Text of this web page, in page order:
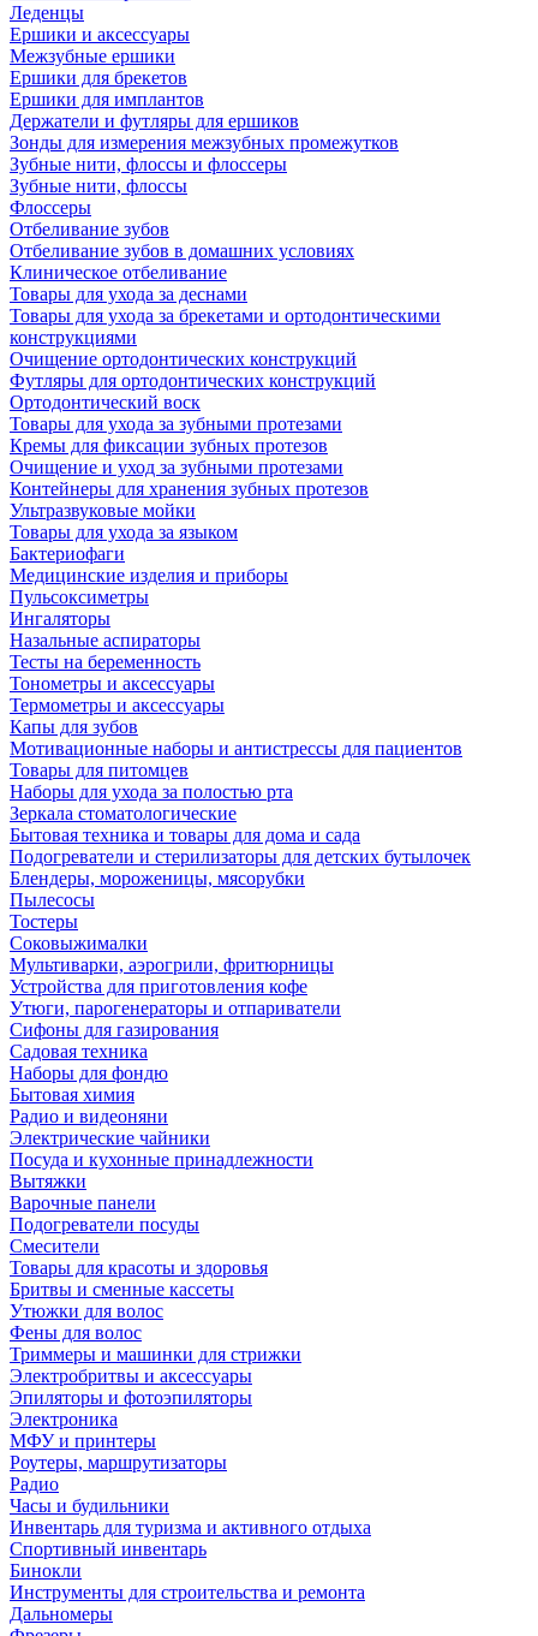
Леденцы
Ершики и аксессуары
Межзубные ершики
Ершики для брекетов
Ершики для имплантов
Держатели и футляры для ершиков
Зонды для измерения межзубных промежутков
Зубные нити, флоссы и флоссеры
Зубные нити, флоссы
Флоссеры
Отбеливание зубов
Отбеливание зубов в домашних условиях
Клиническое отбеливание
Товары для ухода за деснами
Товары для ухода за брекетами и ортодонтическими
конструкциями
Очищение ортодонтических конструкций
Футляры для ортодонтических конструкций
Ортодонтический воск
Товары для ухода за зубными протезами
Кремы для фиксации зубных протезов
Очищение и уход за зубными протезами
Контейнеры для хранения зубных протезов
Ультразвуковые мойки
Товары для ухода за языком
Бактериофаги
Медицинские изделия и приборы
Пульсоксиметры
Ингаляторы
Назальные аспираторы
Тесты на беременность
Тонометры и аксессуары
Термометры и аксессуары
Капы для зубов
Мотивационные наборы и антистрессы для пациентов
Товары для питомцев
Наборы для ухода за полостью рта
Зеркала стоматологические
Бытовая техника и товары для дома и сада
Подогреватели и стерилизаторы для детских бутылочек
Блендеры, мороженицы, мясорубки
Пылесосы
Тостеры
Соковыжималки
Мультиварки, аэрогрили, фритюрницы
Устройства для приготовления кофе
Утюги, парогенераторы и отпариватели
Сифоны для газирования
Садовая техника
Наборы для фондю
Бытовая химия
Радио и видеоняни
Электрические чайники
Посуда и кухонные принадлежности
Вытяжки
Варочные панели
Подогреватели посуды
Смесители
Товары для красоты и здоровья
Бритвы и сменные кассеты
Утюжки для волос
Фены для волос
Триммеры и машинки для стрижки
Электробритвы и аксессуары
Эпиляторы и фотоэпиляторы
Электроника
МФУ и принтеры
Роутеры, маршрутизаторы
Радио
Часы и будильники
Инвентарь для туризма и активного отдыха
Спортивный инвентарь
Бинокли
Инструменты для строительства и ремонта
Дальномеры